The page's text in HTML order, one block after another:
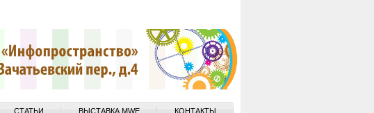
СТАТЬИ ВЫСТАВКА MWE КОНТАКТЫ